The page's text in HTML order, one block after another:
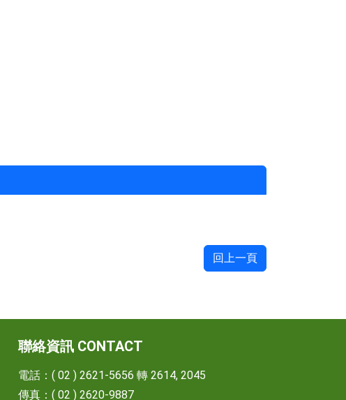
回上一頁
聯絡資訊 CONTACT
電話：( 02 ) 2621-5656 轉 2614, 2045
傳真：( 02 ) 2620-9887